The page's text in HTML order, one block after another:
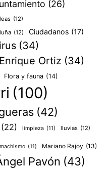
(26)
(12)
(12) Ciudadanos (17)
(34)
Enrique Ortiz (34)
Flora y fauna (14)
(100)
(42)
(22) limpieza (11) lluvias (12)
machismo (11) Mariano Rajoy (13)
Pavón (43)